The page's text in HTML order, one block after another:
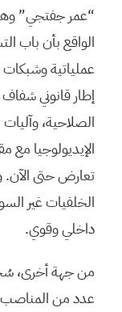
“عمر جفتجي”
الواقع بأن باب
عملياتية
إطار قانوني
الصلاحية،
الإيديولوجيا مع
تعارض حتى الآن.
الخلفيات غير
داخلي وقوي.
من جهة أخرى،
عدد من